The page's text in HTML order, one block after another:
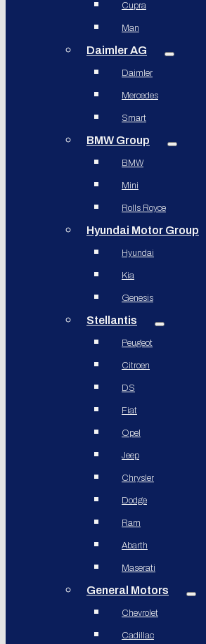
Cupra
Man
Daimler AG
Daimler
Mercedes
Smart
BMW Group
BMW
Mini
Rolls Royce
Hyundai Motor Group
Hyundai
Kia
Genesis
Stellantis
Peugeot
Citroen
DS
Fiat
Opel
Jeep
Chrysler
Dodge
Ram
Abarth
Maserati
General Motors
Chevrolet
Cadillac